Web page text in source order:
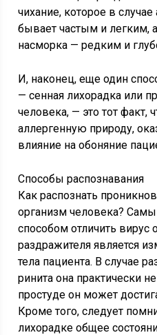
чихание, которое в
бывает частым и легким,
насморка — редким и
И, наконец, еще один
— сенная лихорадка или
человека, — это тот факт,
аллергенную природу,
влияние на обоняние
Способы распознавания
Как распознать
организм человека?
способом отличить вирус
раздражителя является
тела пациента. В случае
ринита она практически
простуде он может
Кроме того, следует
лихорадке общее